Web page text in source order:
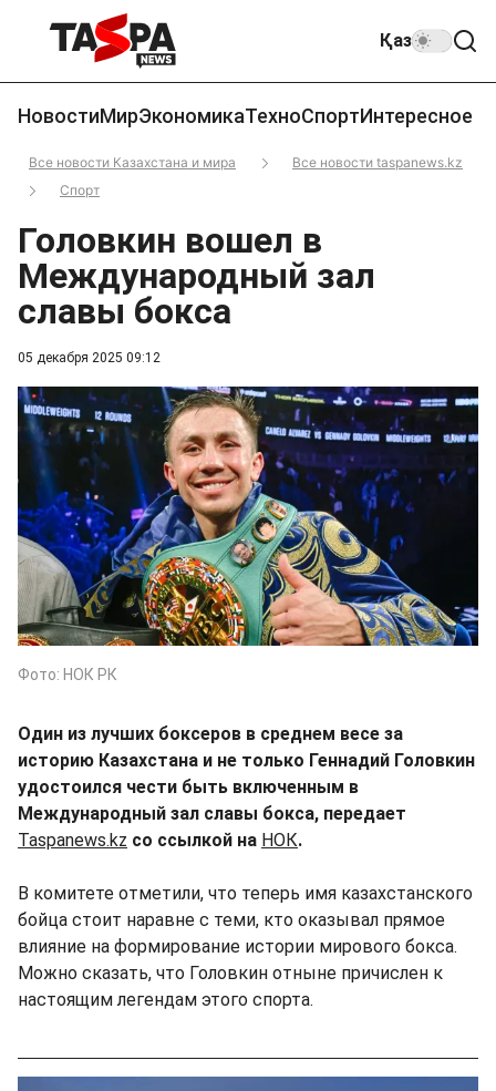
Қаз
НовостиМирЭкономикаТехноСпортИнтересное
Все новости Казахстана и мира
Все новости taspanews.kz
Спорт
05 декабря 2025 09:12
Головкин вошел в
Международный зал
славы бокса
Фото: НОК РК
Один из лучших боксеров в среднем весе за
историю Казахстана и не только Геннадий Головкин
удостоился чести быть включенным в
Международный зал славы бокса, передает
Taspanews.kz со ссылкой на НОК.
В комитете отметили, что теперь имя казахстанского
бойца стоит наравне с теми, кто оказывал прямое
влияние на формирование истории мирового бокса.
Можно сказать, что Головкин отныне причислен к
настоящим легендам этого спорта.